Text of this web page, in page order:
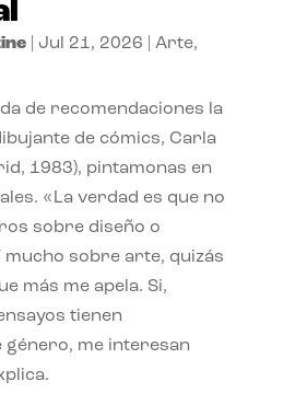
| Jul 21, 2026 Arte,
de recomendaciones la
de cómics, Carla
1983), pintamonas en
«La verdad es que no
sobre diseño o
mucho sobre arte, quizás
más me apela. Si,
tienen
género, me interesan